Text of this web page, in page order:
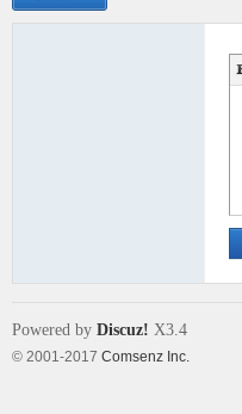
Powered by Discuz! X3.4
© 2001-2017 Comsenz Inc.